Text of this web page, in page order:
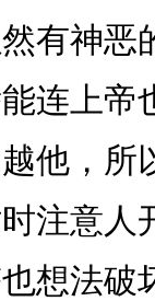
有神恶
连上帝
他，所
注意人
想法破